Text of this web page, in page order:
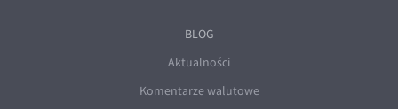
BLOG
Aktualności
Komentarze walutowe